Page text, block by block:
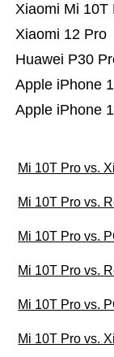
Apple iPhone
Apple iPhone
Huawei P30
Xiaomi 12 Pro
Xiaomi Mi 10T
Mi 10T Pro vs.
Mi 10T Pro vs.
Mi 10T Pro vs.
Mi 10T Pro vs.
Mi 10T Pro vs.
Mi 10T Pro vs.